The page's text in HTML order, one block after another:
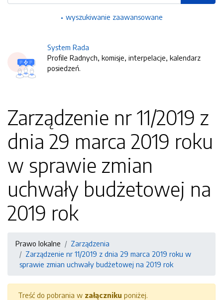
wyszukiwanie zaawansowane
System Rada
Profile Radnych, komisje, interpelacje, kalendarz
posiedzeń.
Zarządzenie nr 11/2019 z
dnia 29 marca 2019 roku
w sprawie zmian
uchwały budżetowej na
2019 rok
Prawo lokalne
Zarządzenia
Zarządzenie nr 11/2019 z dnia 29 marca 2019 roku w
sprawie zmian uchwały budżetowej na 2019 rok
Treść do pobrania w załączniku poniżej.